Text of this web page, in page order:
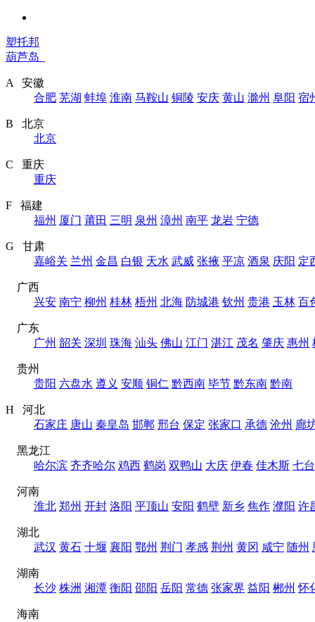
塑托邦
葫芦岛
A 安徽
合肥 芜湖 蚌埠 淮南 马鞍山 铜陵 安庆 黄山 滁州 阜阳 宿
B 北京
北京
C 重庆
重庆
F 福建
福州 厦门 莆田 三明 泉州 漳州 南平 龙岩 宁德
G 甘肃
嘉峪关 兰州 金昌 白银 天水 武威 张掖 平凉 酒泉 庆阳 定
广西
兴安 南宁 柳州 桂林 梧州 北海 防城港 钦州 贵港 玉林 百
广东
广州 韶关 深圳 珠海 汕头 佛山 江门 湛江 茂名 肇庆 惠州
贵州
贵阳 六盘水 遵义 安顺 铜仁 黔西南 毕节 黔东南 黔南
H 河北
石家庄 唐山 秦皇岛 邯郸 邢台 保定 张家口 承德 沧州 廊
黑龙江
哈尔滨 齐齐哈尔 鸡西 鹤岗 双鸭山 大庆 伊春 佳木斯 七
河南
淮北 郑州 开封 洛阳 平顶山 安阳 鹤壁 新乡 焦作 濮阳 许
湖北
武汉 黄石 十堰 襄阳 鄂州 荆门 孝感 荆州 黄冈 咸宁 随州
湖南
长沙 株洲 湘潭 衡阳 邵阳 岳阳 常德 张家界 益阳 郴州 怀
海南